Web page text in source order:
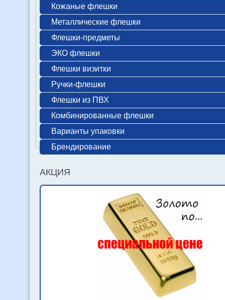
Кожаные флешки
Металлические флешки
Флешки-предметы
ЭКО флешки
Флешки визитки
Ручки-флешки
Флешки из ПВХ
Комбинированные флешки
Варианты упаковки
Брендирование
АКЦИЯ